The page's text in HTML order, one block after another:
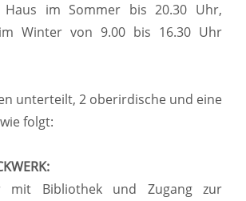
im Sommer bis 20.30 Uhr,
Winter von 9.00 bis 16.30 Uhr
unterteilt, 2 oberirdische und eine
folgt:
mit Bibliothek und Zugang zur